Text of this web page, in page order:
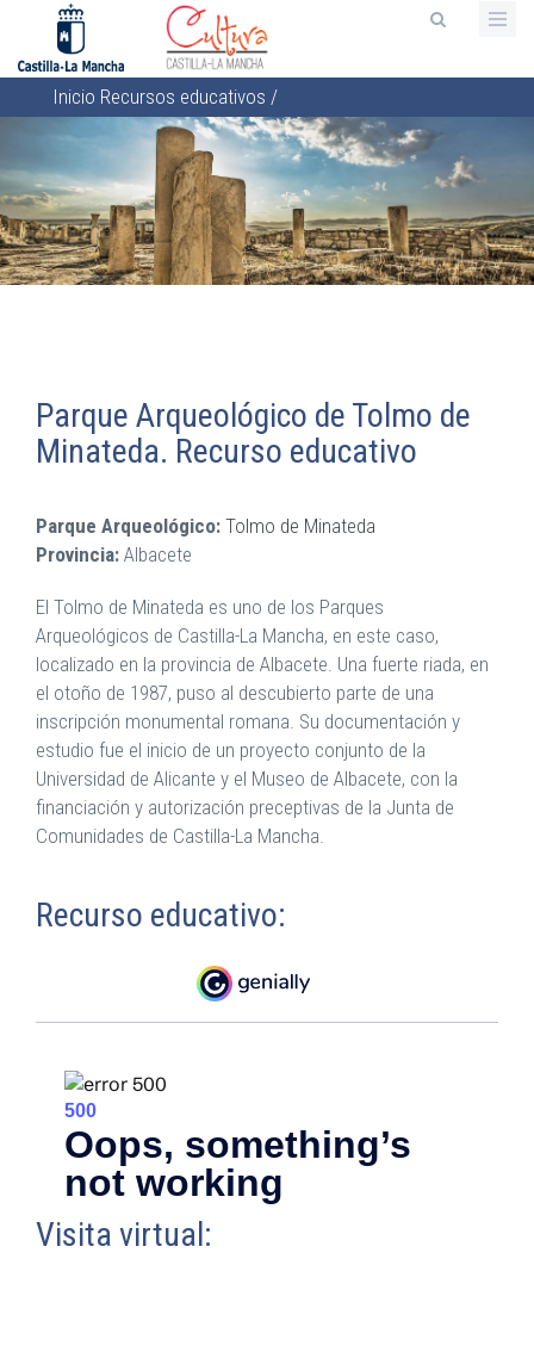
contenido
principal
Sobrescribir
enlaces
de
ayuda
a
la
Inicio Recursos educativos /
Parque Arqueológico de Tolmo de
Minateda. Recurso educativo
Parque Arqueológico: Tolmo de Minateda
Provincia: Albacete
El Tolmo de Minateda es uno de los Parques
Arqueológicos de Castilla-La Mancha, en este caso,
localizado en la provincia de Albacete. Una fuerte riada, en
el otoño de 1987, puso al descubierto parte de una
inscripción monumental romana. Su documentación y
estudio fue el inicio de un proyecto conjunto de la
Universidad de Alicante y el Museo de Albacete, con la
financiación y autorización preceptivas de la Junta de
Comunidades de Castilla-La Mancha.
Recurso educativo:
Visita virtual: